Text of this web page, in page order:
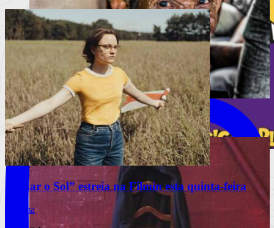
Nepal, a vida criativa
Lisboa volta a ser palco da magia com
175 espetáculos gratuitos
O Festival Internacional de Magia de Rua regressa de 18 a 23
de agosto c
“Olhar o Sol” estreia na Filmin esta quinta-feira
Cinema
INSTAGRAM